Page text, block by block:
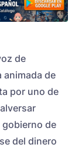
de
animada de
por uno de
de
del dinero